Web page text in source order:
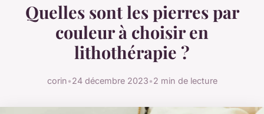
Quelles sont les pierres par
couleur à choisir en
lithothérapie ?
corin•24 décembre 2023•2 min de lecture